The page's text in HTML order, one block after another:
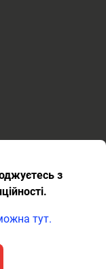
з
тут.